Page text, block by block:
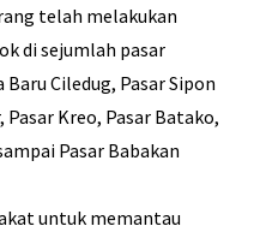
telah melakukan
di sejumlah pasar
Ciledug, Pasar Sipon
Kreo, Pasar Batako,
Pasar Babakan
untuk memantau